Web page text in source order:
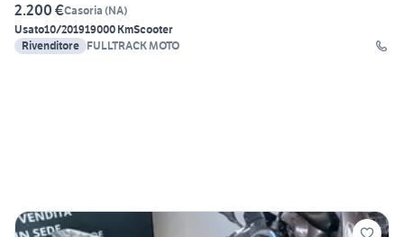
2.200 €Casoria (NA)
Usato10/201919000 KmScooter
Rivenditore FULLTRACK MOTO